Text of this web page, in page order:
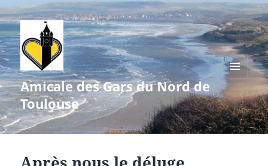
Amicale des Gars du Nord de
Toulouse
MENU
WIDGETS